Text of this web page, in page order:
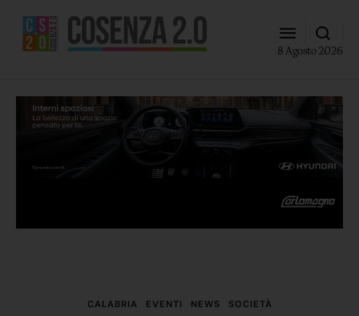
8 Agosto 2026
CALABRIA EVENTI NEWS SOCIETÀ